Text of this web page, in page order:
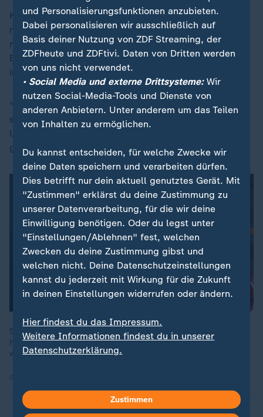
Kritiker dieses Hypes verweisen gern darauf, dass
manch früh Hochgejubelter die Erwartungen später
nicht erfüllen konnte. Wie etwa der frühere HSV- und
Bayern-Spieler Jann-Fiete Arp, der nun bei BK Odense
in Dänemark spielt.
"Ich habe mich selbst an Dingen gemessen, die nie
stattgefunden haben, sondern nur prophezeit wurden.
Und zwar von Leuten, mit denen ich noch nie
gesprochen habe", wurde Arp im "Kicker" zitiert.
So oft wie zuletzt verliert der FC Liverpool selten. Was steckt
hinter dem holprigen Saisonstart des englischen Meisters und
was hinter der Kritik an Top-Einkauf Florian Wirtz?
und Personalisierungsfunktionen anzubieten.
Dabei personalisieren wir ausschließlich auf
Basis deiner Nutzung von ZDF Streaming, der
ZDFheute und ZDFtivi. Daten von Dritten werden
von uns nicht verwendet.
• Social Media und externe Drittsysteme:Wir
nutzen Social-Media-Tools und Dienste von
anderen Anbietern. Unter anderem um das Teilen
von Inhalten zu ermöglichen.
Du kannst entscheiden, für welche Zwecke wir
deine Daten speichern und verarbeiten dürfen.
Dies betrifft nur dein aktuell genutztes Gerät. Mit
"Zustimmen" erklärst du deine Zustimmung zu
unserer Datenverarbeitung, für die wir deine
Einwilligung benötigen. Oder du legst unter
"Einstellungen/Ablehnen" fest, welchen
Zwecken du deine Zustimmung gibst und
welchen nicht. Deine Datenschutzeinstellungen
kannst du jederzeit mit Wirkung für die Zukunft
in deinen Einstellungen widerrufen oder ändern.
Hier findest du das Impressum.
Weitere Informationen findest du in unserer
Datenschutzerklärung.
Zustimmen